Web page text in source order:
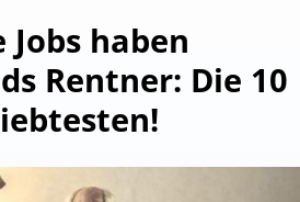
Jobs haben
Rentner: Die 10